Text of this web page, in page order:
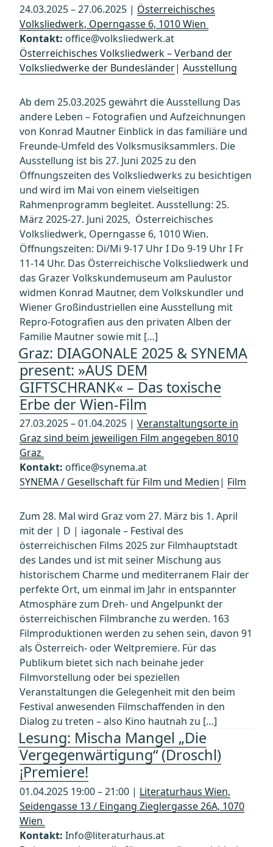
24.03.2025 – 27.06.2025 | Österreichisches
Volksliedwerk, Operngasse 6, 1010 Wien
Kontakt: office@volksliedwerk.at
Österreichisches Volksliedwerk – Verband der
Volksliedwerke der Bundesländer| Ausstellung
Ab dem 25.03.2025 gewährt die Ausstellung Das
andere Leben – Fotografien und Aufzeichnungen
von Konrad Mautner Einblick in das familiäre und
Freunde-Umfeld des Volksmusiksammlers. Die
Ausstellung ist bis 27. Juni 2025 zu den
Öffnungszeiten des Volksliedwerks zu besichtigen
und wird im Mai von einem vielseitigen
Rahmenprogramm begleitet. Ausstellung: 25.
März 2025-27. Juni 2025, Österreichisches
Volksliedwerk, Operngasse 6, 1010 Wien.
Öffnungszeiten: Di/Mi 9-17 Uhr I Do 9-19 Uhr I Fr
11-14 Uhr. Das Österreichische Volksliedwerk und
das Grazer Volkskundemuseum am Paulustor
widmen Konrad Mautner, dem Volkskundler und
Wiener Großindustriellen eine Ausstellung mit
Repro-Fotografien aus den privaten Alben der
Familie Mautner sowie mit […]
Graz: DIAGONALE 2025 & SYNEMA
present: »AUS DEM
GIFTSCHRANK« – Das toxische
Erbe der Wien-Film
27.03.2025 – 01.04.2025 | Veranstaltungsorte in
Graz sind beim jeweiligen Film angegeben 8010
Graz
Kontakt: office@synema.at
SYNEMA / Gesellschaft für Film und Medien| Film
Zum 28. Mal wird Graz vom 27. März bis 1. April
mit der | D | iagonale – Festival des
österreichischen Films 2025 zur Filmhauptstadt
des Landes und ist mit seiner Mischung aus
historischem Charme und mediterranem Flair der
perfekte Ort, um einmal im Jahr in entspannter
Atmosphäre zum Dreh- und Angelpunkt der
österreichischen Filmbranche zu werden. 163
Filmproduktionen werden zu sehen sein, davon 91
als Österreich- oder Weltpremiere. Für das
Publikum bietet sich nach beinahe jeder
Filmvorstellung oder bei speziellen
Veranstaltungen die Gelegenheit mit den beim
Festival anwesenden Filmschaffenden in den
Dialog zu treten – also Kino hautnah zu […]
Lesung: Mischa Mangel „Die
Vergegenwärtigung“ (Droschl)
¡Premiere!
01.04.2025 19:00 – 21:00 | Literaturhaus Wien,
Seidengasse 13 / Eingang Zieglergasse 26A, 1070
Wien
Kontakt: Info@literaturhaus.at